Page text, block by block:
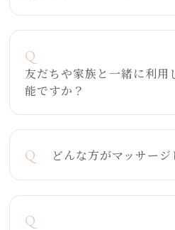
Q
友だちや家族と一緒に利用
能ですか？
Q どんな方がマッサー
Q